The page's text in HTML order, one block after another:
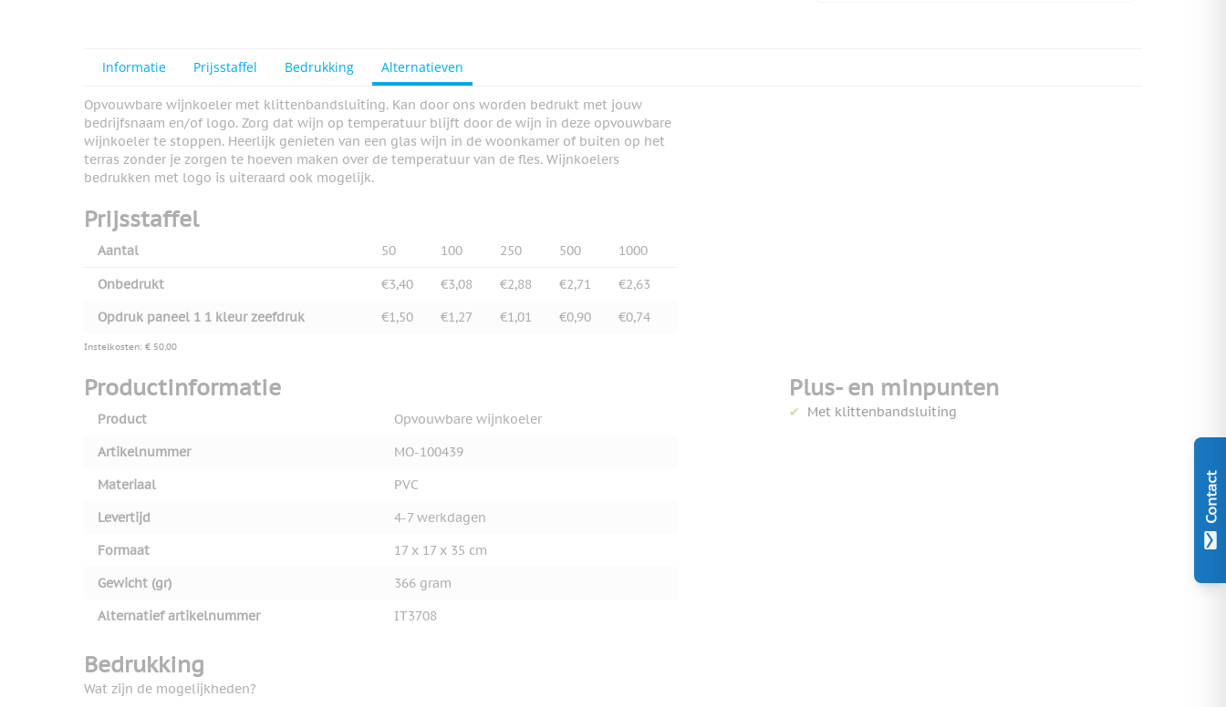
Contact
Informatie Prijsstaffel Bedrukking Alternatieven
Opvouwbare wijnkoeler met klittenbandsluiting. Kan door ons worden bedrukt met jouw
bedrijfsnaam en/of logo. Zorg dat wijn op temperatuur blijft door de wijn in deze opvouwbare
wijnkoeler te stoppen. Heerlijk genieten van een glas wijn in de woonkamer of buiten op het
terras zonder je zorgen te hoeven maken over de temperatuur van de fles. Wijnkoelers
bedrukken met logo is uiteraard ook mogelijk.
Prijsstaffel
Aantal 50 100 250 500 1000
Onbedrukt €3,40 €3,08 €2,88 €2,71
€2,63
Opdruk paneel 1 1 kleur zeefdruk
€1,50 €1,27 €1,01 €0,90 €0,74
Instelkosten: € 50,00
Productinformatie
Product
Opvouwbare wijnkoeler
Artikelnummer
MO-100439
Materiaal
PVC
Levertijd
4-7 werkdagen
Formaat
17 x 17 x 35 cm
Gewicht (gr)
366 gram
Alternatief artikelnummer
IT3708
Plus- en minpunten
Met klittenbandsluiting
Bedrukking
Wat zijn de mogelijkheden?